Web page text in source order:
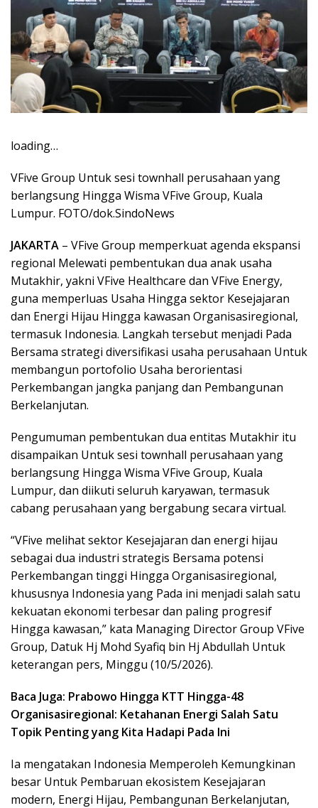
loading…
VFive Group Untuk sesi townhall perusahaan yang
berlangsung Hingga Wisma VFive Group, Kuala
Lumpur. FOTO/dok.SindoNews
JAKARTA – VFive Group memperkuat agenda ekspansi
regional Melewati pembentukan dua anak usaha
Mutakhir, yakni VFive Healthcare dan VFive Energy,
guna memperluas Usaha Hingga sektor Kesejajaran
dan Energi Hijau Hingga kawasan Organisasiregional,
termasuk Indonesia. Langkah tersebut menjadi Pada
Bersama strategi diversifikasi usaha perusahaan Untuk
membangun portofolio Usaha berorientasi
Perkembangan jangka panjang dan Pembangunan
Berkelanjutan.
Pengumuman pembentukan dua entitas Mutakhir itu
disampaikan Untuk sesi townhall perusahaan yang
berlangsung Hingga Wisma VFive Group, Kuala
Lumpur, dan diikuti seluruh karyawan, termasuk
cabang perusahaan yang bergabung secara virtual.
“VFive melihat sektor Kesejajaran dan energi hijau
sebagai dua industri strategis Bersama potensi
Perkembangan tinggi Hingga Organisasiregional,
khususnya Indonesia yang Pada ini menjadi salah satu
kekuatan ekonomi terbesar dan paling progresif
Hingga kawasan,” kata Managing Director Group VFive
Group, Datuk Hj Mohd Syafiq bin Hj Abdullah Untuk
keterangan pers, Minggu (10/5/2026).
Baca Juga: Prabowo Hingga KTT Hingga-48
Organisasiregional: Ketahanan Energi Salah Satu
Topik Penting yang Kita Hadapi Pada Ini
Ia mengatakan Indonesia Memperoleh Kemungkinan
besar Untuk Pembaruan ekosistem Kesejajaran
modern, Energi Hijau, Pembangunan Berkelanjutan,